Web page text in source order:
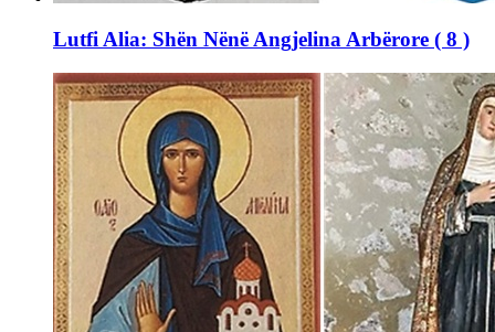
Lutfi Alia: Shën Nënë Angjelina Arbërore ( 8 )